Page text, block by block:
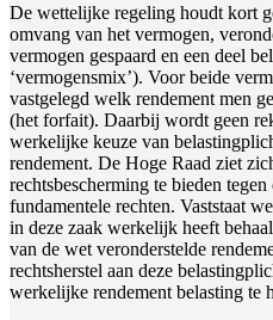
De wettelijke regeling houdt kort
omvang van het vermogen,
vermogen gespaard en een deel
‘vermogensmix’). Voor beide
vastgelegd welk rendement men
(het forfait). Daarbij wordt geen
werkelijke keuze van
rendement. De Hoge Raad ziet
rechtsbescherming te bieden
fundamentele rechten. Vaststaat
in deze zaak werkelijk heeft
van de wet veronderstelde
rechtsherstel aan deze
werkelijke rendement belasting te